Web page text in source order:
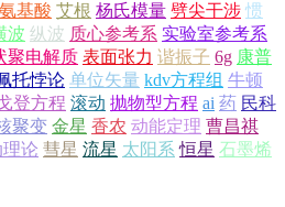
氨基酸 艾根 杨氏模量 劈尖干涉 惯
波 纵波 质心参考系 实验室参考系
聚电解质 表面张力 谐振子 6g 康普
托悖论 单位矢量 kdv方程组 牛顿
登方程 滚动 抛物型方程 ai 药 民科
聚变 金星 香农 动能定理 曹昌祺
论 彗星 流星 太阳系 恒星 石墨烯